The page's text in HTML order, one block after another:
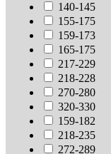
140-145
155-175
159-173
165-175
217-229
218-228
270-280
320-330
159-182
218-235
272-289